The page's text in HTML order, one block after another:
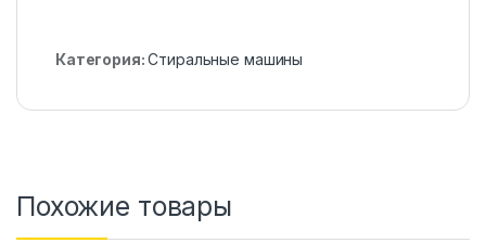
Категория:Стиральные машины
Похожие товары